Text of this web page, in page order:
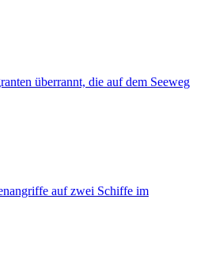
überrannt, die auf dem Seeweg
auf zwei Schiffe im